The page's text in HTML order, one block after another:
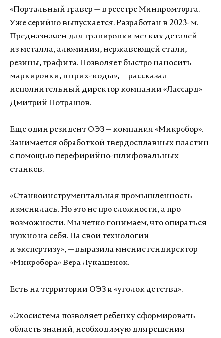
«Портальный гравер — в реестре Минпромторга.
Уже серийно выпускается. Разработан в 2023-м.
Предназначен для гравировки мелких деталей
из металла, алюминия, нержавеющей стали,
резины, графита. Позволяет быстро наносить
маркировки, штрих-коды», — рассказал
исполнительный директор компании «Лассард»
Дмитрий Потрашов.
Еще один резидент ОЭЗ — компания «Микробор».
Занимается обработкой твердосплавных пластин
с помощью перефирийно-шлифовальных
станков.
«Станкоинструментальная промышленность
изменилась. Но это не про сложности, а про
возможности. Мы четко понимаем, что опираться
нужно на себя. На свои технологии
и экспертизу», — выразила мнение гендиректор
«Микробора» Вера Лукашенок.
Есть на территории ОЭЗ и «уголок детства».
«Экосистема позволяет ребенку сформировать
область знаний, необходимую для решения